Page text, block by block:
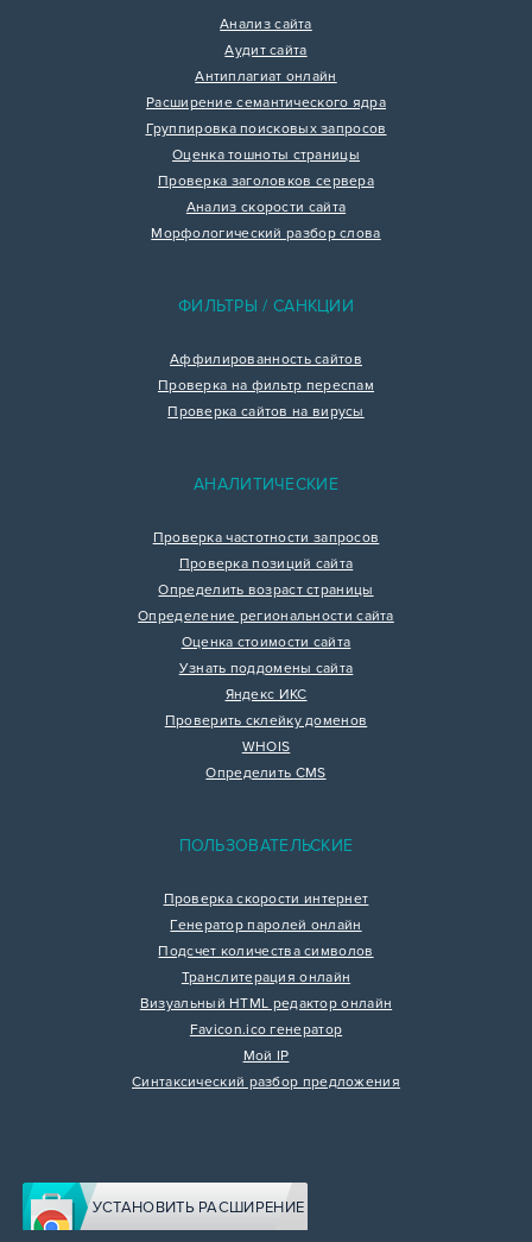
Анализ сайта
Аудит сайта
Антиплагиат онлайн
Расширение семантического ядра
Группировка поисковых запросов
Оценка тошноты страницы
Проверка заголовков сервера
Анализ скорости сайта
Морфологический разбор слова
ФИЛЬТРЫ / САНКЦИИ
Аффилированность сайтов
Проверка на фильтр переспам
Проверка сайтов на вирусы
АНАЛИТИЧЕСКИЕ
Проверка частотности запросов
Проверка позиций сайта
Определить возраст страницы
Определение региональности сайта
Оценка стоимости сайта
Узнать поддомены сайта
Яндекс ИКС
Проверить склейку доменов
WHOIS
Определить CMS
ПОЛЬЗОВАТЕЛЬСКИЕ
Проверка скорости интернет
Генератор паролей онлайн
Подсчет количества символов
Транслитерация онлайн
Визуальный HTML редактор онлайн
Favicon.ico генератор
Мой IP
Синтаксический разбор предложения
УСТАНОВИТЬ РАСШИРЕНИЕ